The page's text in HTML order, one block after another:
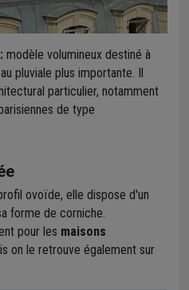
modèle volumineux destiné à
pluviale plus importante. Il
particulier, notamment
de type
ovoïde, elle dispose d'un
forme de corniche.
pour les maisons
on le retrouve également sur